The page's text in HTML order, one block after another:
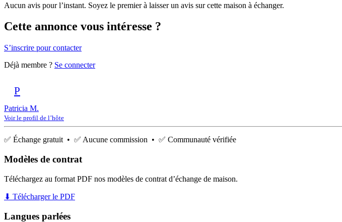
Aucun avis pour l’instant. Soyez le premier à laisser un avis sur cette maison à échanger.
Cette annonce vous intéresse ?
S’inscrire pour contacter
Déjà membre ? Se connecter
P
Patricia M.
Voir le profil de l’hôte
✅ Échange gratuit • ✅ Aucune commission • ✅ Communauté vérifiée
Modèles de contrat
Téléchargez au format PDF nos modèles de contrat d’échange de maison.
⬇ Télécharger le PDF
Langues parlées